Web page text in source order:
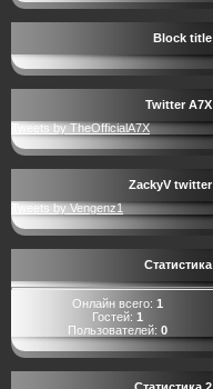
Block title
Twitter A7X
Tweets by TheOfficialA7X
ZackyV twitter
Tweets by Vengenz1
Статистика
Онлайн всего: 1
Гостей: 1
Пользователей: 0